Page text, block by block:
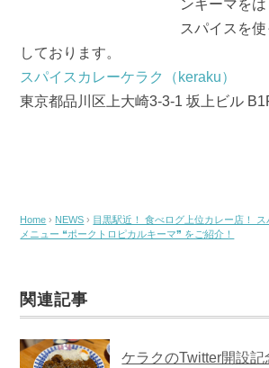
ンキーマを
スパイスを
しております。
スパイスカレーケラク（keraku）
東京都品川区上大崎3-3-1 坂上ビル
Home › NEWS › 目黒駅近！ 食べログ上位カレー店！
メニュー ❝ポークトロピカルキーマ❞ をご紹介！
関連記事
ケラクのTwitter開設